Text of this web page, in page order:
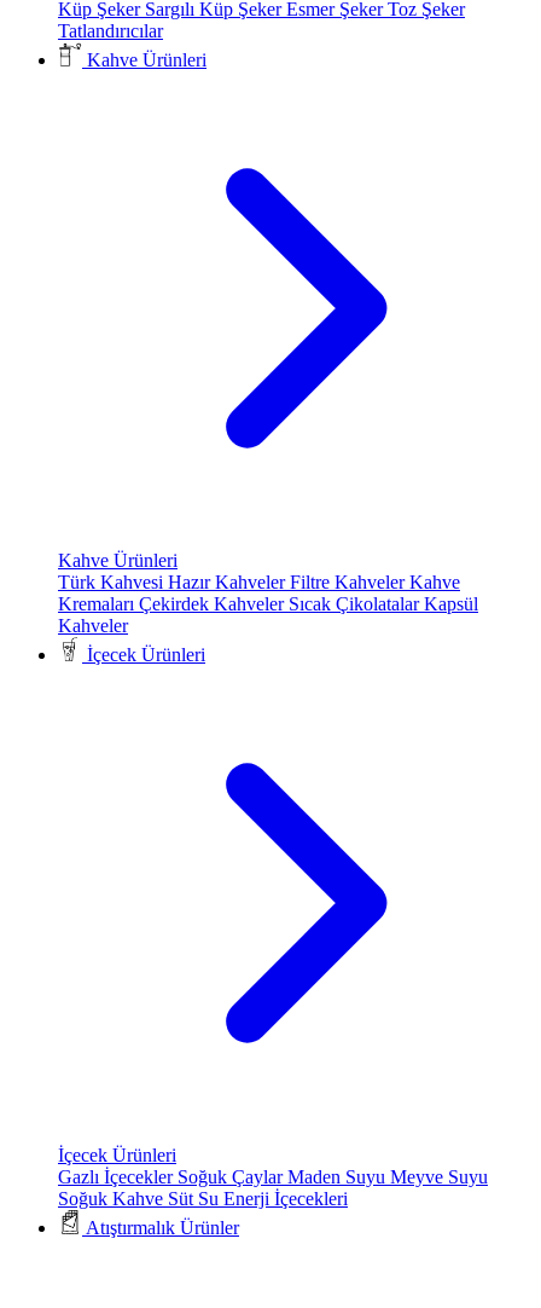
Küp Şeker Sargılı Küp ŞekerEsmer ŞekerToz Şeker
Tatlandırıcılar
Kahve Ürünleri
Kahve Ürünleri
Türk Kahvesi Hazır KahvelerFiltre KahvelerKahve
Kremaları Çekirdek Kahveler Sıcak ÇikolatalarKapsül
Kahveler
İçecek Ürünleri
İçecek Ürünleri
Gazlı İçecekler Soğuk ÇaylarMaden Suyu Meyve Suyu
Soğuk Kahve Süt Su Enerji İçecekleri
Atıştırmalık Ürünler